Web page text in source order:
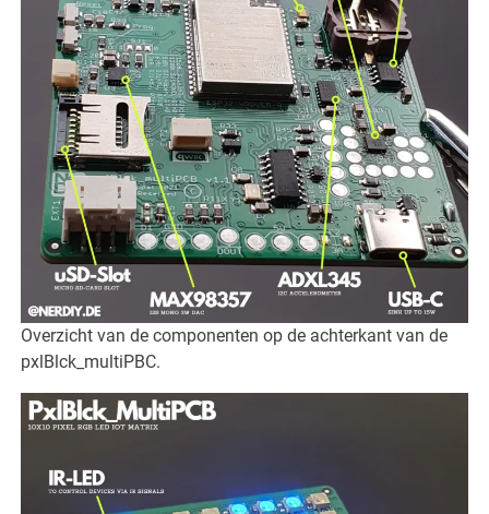
Overzicht van de componenten op de achterkant van de
pxlBlck_multiPBC.